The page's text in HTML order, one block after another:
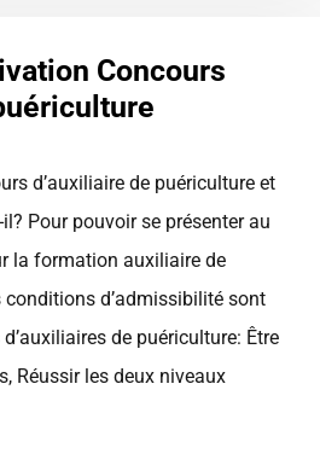
Concours
d’auxiliaire de puériculture et
Pour pouvoir se présenter au
la formation auxiliaire de
conditions d’admissibilité sont
de puériculture: Être
Réussir les deux niveaux